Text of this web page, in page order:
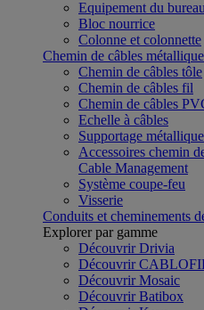
Equipement du bureau
Bloc nourrice
Colonne et colonnette
Chemin de câbles
Chemin de câbles tôle
Chemin de câbles fil
Chemin de câbles
Echelle à câbles
Supportage métallique
Accessoires chemin
Cable Management
Système coupe-feu
Visserie
Conduits et cheminements
Explorer par gamme
Découvrir Drivia
Découvrir
Découvrir Mosaic
Découvrir Batibox